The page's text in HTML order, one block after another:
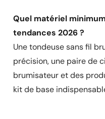
Quel matériel
tendances 2026 ?
Une tondeuse sans fil
précision, une paire de
brumisateur et des
kit de base